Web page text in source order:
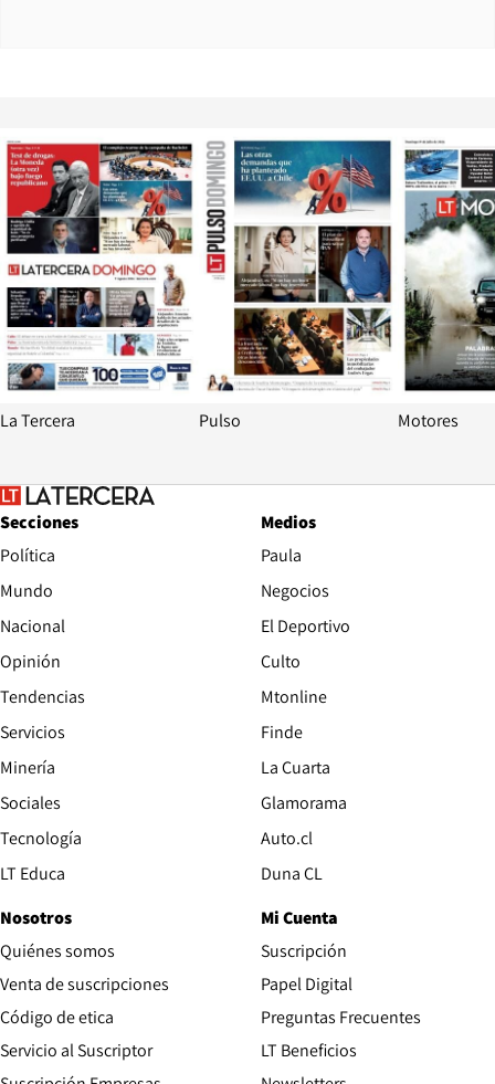
Opens in new window
La Tercera
Opens in
Pulso Motores
Secciones
Política
Mundo
Nacional
Opinión
Tendencias
Servicios
Minería
Sociales
Tecnología
LT Educa
Medios
Paula
Negocios
El Deportivo
Culto
Mtonline
Finde
La Cuarta
Glamorama
Auto.clOpens in new window
Duna CLOpens in new window
Nosotros
Quiénes somos
Venta de suscripciones
Código de etica Opens in new window
Servicio al Suscriptor
Mi Cuenta
Suscripción
Papel DigitalOpens in new
Preguntas Frecuentes
LT Beneficios